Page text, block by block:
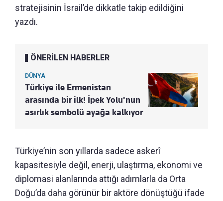
stratejisinin İsrail’de dikkatle takip edildiğini
yazdı.
ÖNERİLEN HABERLER
DÜNYA
Türkiye ile Ermenistan
arasında bir ilk! İpek Yolu'nun
asırlık sembolü ayağa kalkıyor
Türkiye’nin son yıllarda sadece askerî
kapasitesiyle değil, enerji, ulaştırma, ekonomi ve
diplomasi alanlarında attığı adımlarla da Orta
Doğu’da daha görünür bir aktöre dönüştüğü ifade